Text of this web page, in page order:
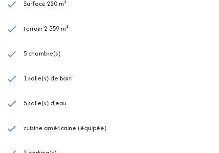
Surface 220 m²
terrain 2 559 m²
5 chambre(s)
1 salle(s) de bain
5 salle(s) d'eau
cuisine américaine (équipée)